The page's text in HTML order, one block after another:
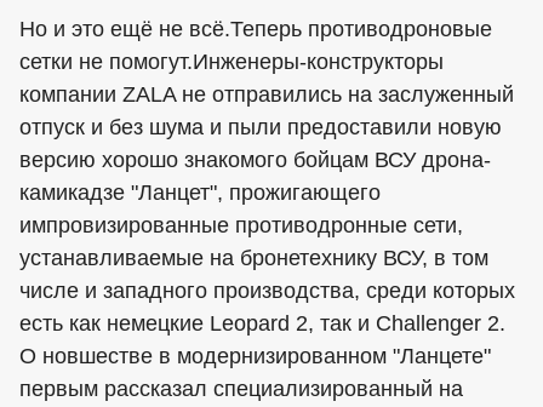
Но и это ещё не всё.Теперь противодроновые
сетки не помогут.Инженеры-конструкторы
компании ZALA не отправились на заслуженный
отпуск и без шума и пыли предоставили новую
версию хорошо знакомого бойцам ВСУ дрона-
камикадзе "Ланцет", прожигающего
импровизированные противодронные сети,
устанавливаемые на бронетехнику ВСУ, в том
числе и западного производства, среди которых
есть как немецкие Leopard 2, так и Challenger 2.
О новшестве в модернизированном "Ланцете"
первым рассказал специализированный на